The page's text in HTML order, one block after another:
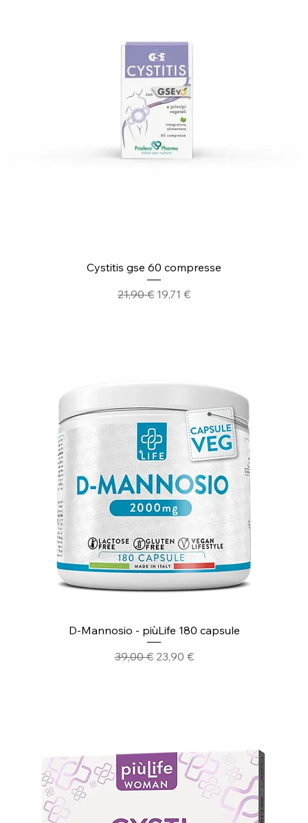
Cystitis gse 60 compresse
Prezzo regolare
21,90 € Prezzo scontato
19,71 €
D-Mannosio - piùLife 180 capsule
Prezzo regolare
39,00 € Prezzo scontato
23,90 €